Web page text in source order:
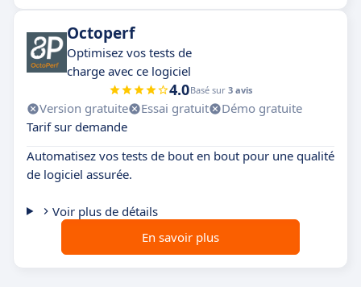
Octoperf
Optimisez vos tests de
charge avec ce logiciel
4.0Basé sur 3 avis
Version gratuite Essai gratuit
Démo gratuite
Tarif sur demande
Automatisez vos tests de bout en bout pour une qualité
de logiciel assurée.
Voir plus de détails
En savoir plus